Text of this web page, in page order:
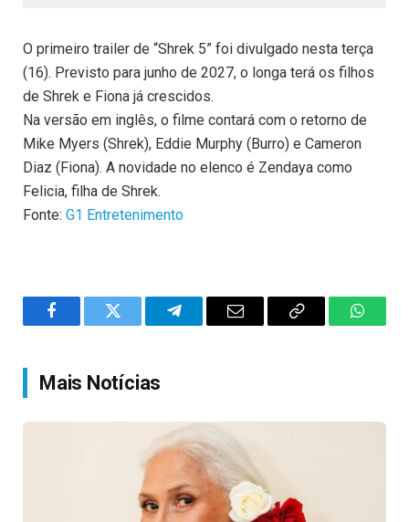
O primeiro trailer de “Shrek 5” foi divulgado nesta terça
(16). Previsto para junho de 2027, o longa terá os filhos
de Shrek e Fiona já crescidos.
Na versão em inglês, o filme contará com o retorno de
Mike Myers (Shrek), Eddie Murphy (Burro) e Cameron
Diaz (Fiona). A novidade no elenco é Zendaya como
Felicia, filha de Shrek.
Fonte: G1 Entretenimento
FacebookTwitter TelegramEmail
Copy
Mais Notícias